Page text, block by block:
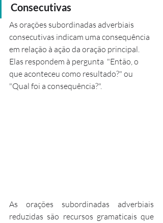
Consecutivas
As orações subordinadas adverbiais
consecutivas indicam uma consequência
em relação à ação da oração principal.
Elas respondem à pergunta  "Então, o
que aconteceu como resultado?" ou
"Qual foi a consequência?".
As orações subordinadas adverbiais
reduzidas são recursos gramaticais que